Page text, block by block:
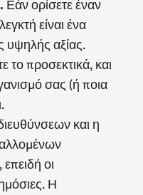
Εάν ορίσετε έναν
είναι ένα
υψηλής αξίας.
το προσεκτικά, και
σας (ή ποια
και η
οι
Η